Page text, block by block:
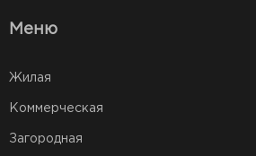
Меню
Жилая
Коммерческая
Загородная